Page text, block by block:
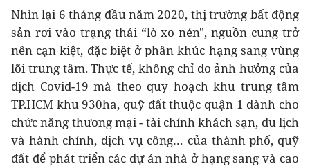
Nhìn lại 6 tháng đầu năm 2020, thị trường bất động
sản rơi vào trạng thái “lò xo nén", nguồn cung trở
nên cạn kiệt, đặc biệt ở phân khúc hạng sang vùng
lõi trung tâm. Thực tế, không chỉ do ảnh hưởng của
dịch Covid-19 mà theo quy hoạch khu trung tâm
TP.HCM khu 930ha, quỹ đất thuộc quận 1 dành cho
chức năng thương mại - tài chính khách sạn, du lịch
và hành chính, dịch vụ công… của thành phố, quỹ
đất để phát triển các dự án nhà ở hạng sang và cao